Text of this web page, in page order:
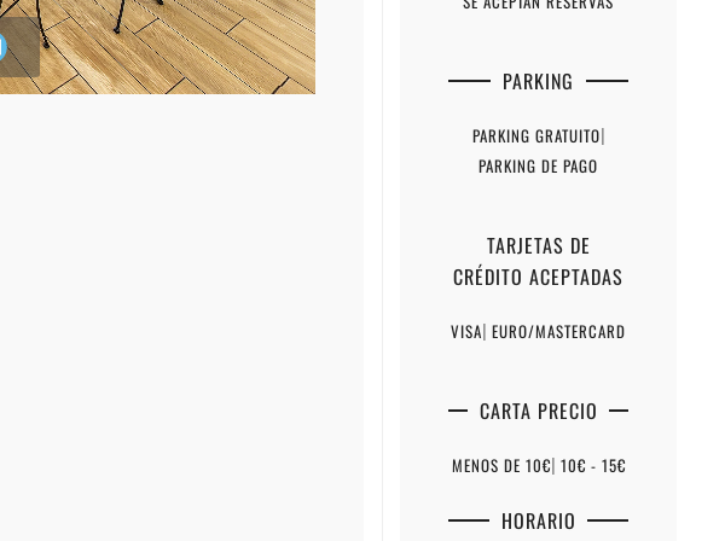
PARKING
PARKING GRATUITO|
PARKING DE PAGO
TARJETAS DE
CRÉDITO ACEPTADAS
VISA|EURO/MASTERCARD
CARTA PRECIO
MENOS DE 10€| 10€ - 15€
HORARIO